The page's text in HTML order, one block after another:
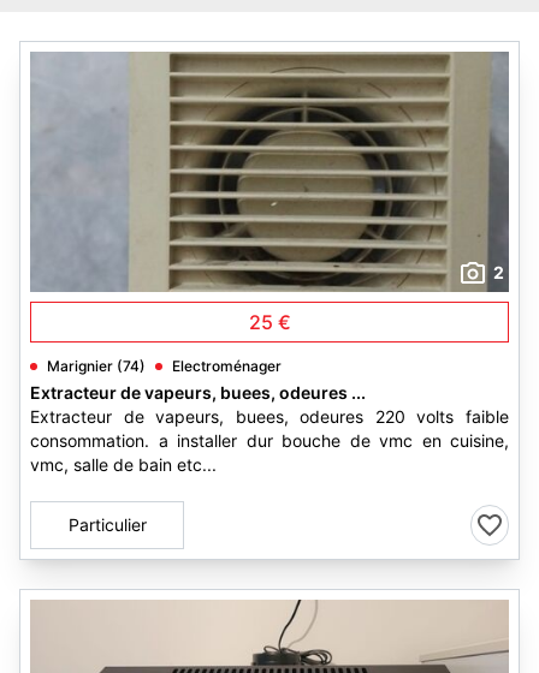
2
25 €
Marignier (74) Electroménager
Extracteur de vapeurs, buees, odeures ...
Extracteur de vapeurs, buees, odeures 220 volts faible
consommation. a installer dur bouche de vmc en cuisine,
vmc, salle de bain etc...
Particulier